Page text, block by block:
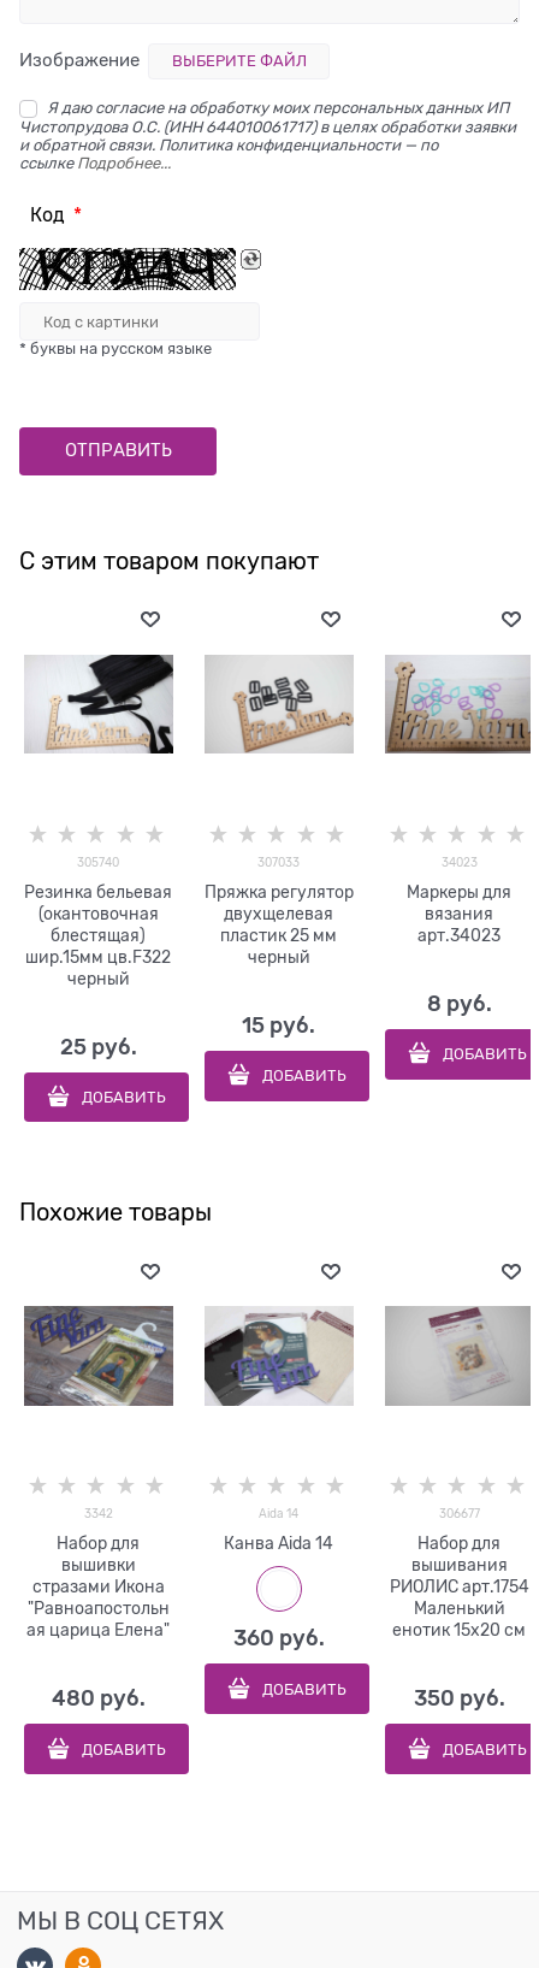
Изображение ВЫБЕРИТЕ ФАЙЛ
Я даю согласие на обработку моих персональных данных ИП
Чистопрудова О.С. (ИНН 644010061717) в целях обработки заявки
и обратной связи. Политика конфиденциальности — по
ссылке Подробнее...
Код
* буквы на русском языке
С этим товаром покупают
305740
Резинка бельевая
(окантовочная
блестящая)
шир.15мм цв.F322
черный
25 руб.
ДОБАВИТЬ
307033
Пряжка регулятор
двухщелевая
пластик 25 мм
черный
15 руб.
ДОБАВИТЬ
34023
Маркеры для
вязания
арт.34023
8 руб.
ДОБАВИТЬ
Похожие товары
3342
Набор для
вышивки
стразами Икона
"Равноапостольн
ая царица Елена"
480 руб.
ДОБАВИТЬ
Aida 14
Канва Aida 14
360 руб.
ДОБАВИТЬ
306677
Набор для
вышивания
РИОЛИС арт.1754
Маленький
енотик 15х20 см
350 руб.
ДОБАВИТЬ
МЫ В СОЦ СЕТЯХ